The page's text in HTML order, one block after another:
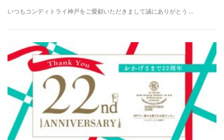
いつもコンディトライ神戸をご愛顧いただきまして誠にありがとう …